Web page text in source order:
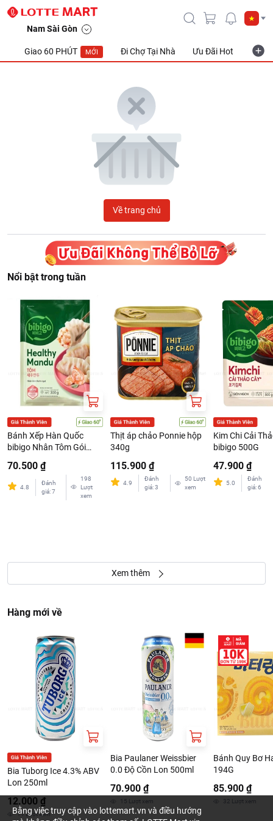
Nam Sài Gòn
Giao 60 PHÚT MỚI Đi Chợ Tại Nhà Ưu Đãi Hot
Về trang chủ
Nổi bật trong tuần
Bánh Xếp Hàn Quốc
bibigo Nhân Tôm Gói
70.500 ₫
4.8
Đánh
giá:7
198
Lượt
xem
Thịt áp chảo Ponnie hộp
340g
115.900 ₫
4.9
Đánh
giá:3
50 Lượt
xem
Kim Chi Cải
bibigo 500G
47.900 ₫
5.0
Đánh
giá:6
Xem thêm
Hàng mới về
Bia Tuborg Ice 4.3% ABV
Lon 250ml
12.000 ₫
11Lượt xem
Bia Paulaner Weissbier
0.0 Độ Cồn Lon 500ml
70.900 ₫
15 Lượt xem
Bánh Quy Bơ
194G
85.900 ₫
32 Lượt xem
Bằng việc truy cập vào lottemart.vn và điều hướng
LOTTE Mart Viet Nam